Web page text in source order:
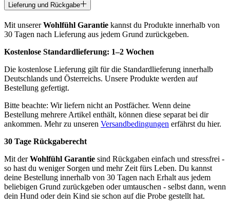
Lieferung und Rückgabe
Mit unsererWohlfühl Garantie kannst du Produkte innerhalb von
30 Tagen nach Lieferung aus jedem Grund zurückgeben.
Kostenlose Standardlieferung: 1–2 Wochen
Die kostenlose Lieferung gilt für die Standardlieferung innerhalb
Deutschlands und Österreichs. Unsere Produkte werden auf
Bestellung gefertigt.
Bitte beachte: Wir liefern nicht an Postfächer. Wenn deine
Bestellung mehrere Artikel enthält, können diese separat bei dir
ankommen. Mehr zu unseren Versandbedingungen erfährst du hier.
30 Tage Rückgaberecht
Mit derWohlfühl Garantie sind Rückgaben einfach und stressfrei -
so hast du weniger Sorgen und mehr Zeit fürs Leben. Du kannst
deine Bestellung innerhalb von 30 Tagen nach Erhalt aus jedem
beliebigen Grund zurückgeben oder umtauschen - selbst dann, wenn
dein Hund oder dein Kind sie schon auf die Probe gestellt hat.